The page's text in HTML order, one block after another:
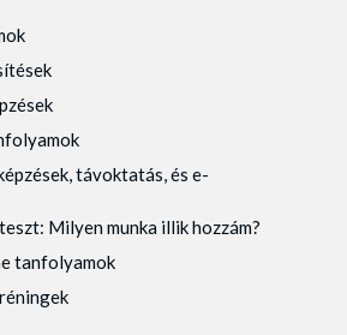
távoktatás, és e-
Milyen munka illik hozzám?
tanfolyamok